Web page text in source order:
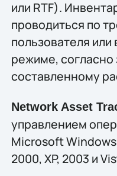
или RTF).
проводиться по
пользователя
режиме, согласно
составленному
Network Asset
управлением
Microsoft Windows
2000, XP, 2003 и